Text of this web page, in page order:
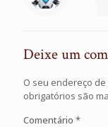
Deixe um
O seu endereço
obrigatórios são
Comentário *